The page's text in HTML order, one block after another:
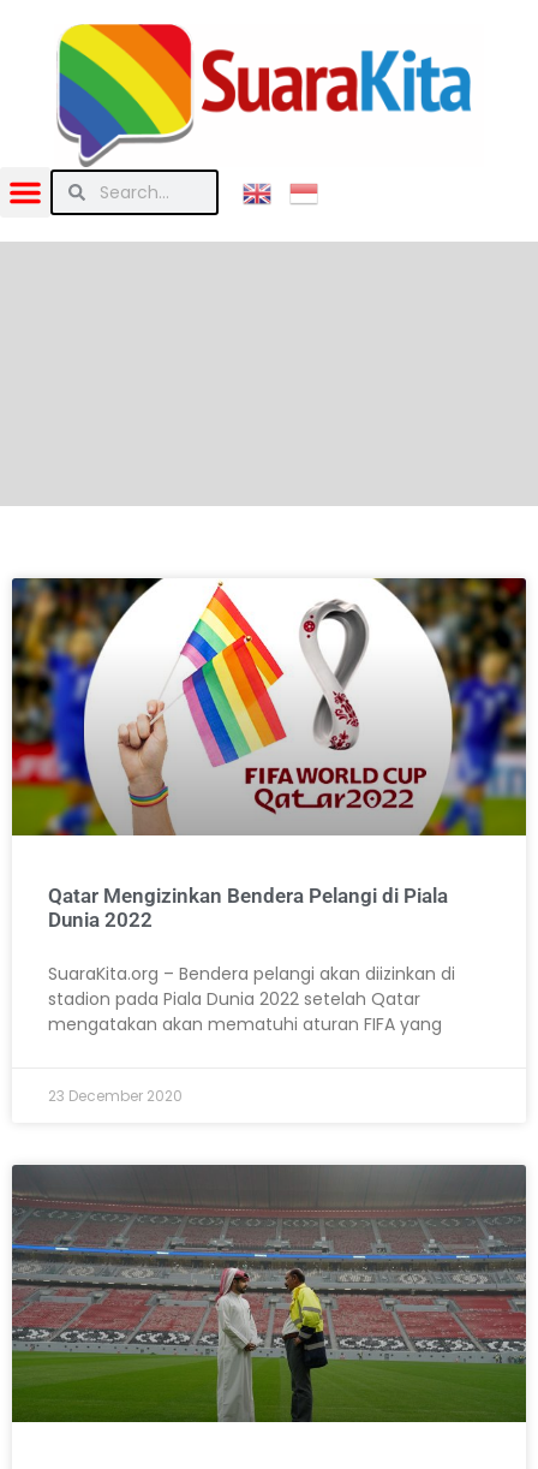
Qatar Mengizinkan Bendera Pelangi di Piala
Dunia 2022
SuaraKita.org – Bendera pelangi akan diizinkan di
stadion pada Piala Dunia 2022 setelah Qatar
mengatakan akan mematuhi aturan FIFA yang
23 December 2020